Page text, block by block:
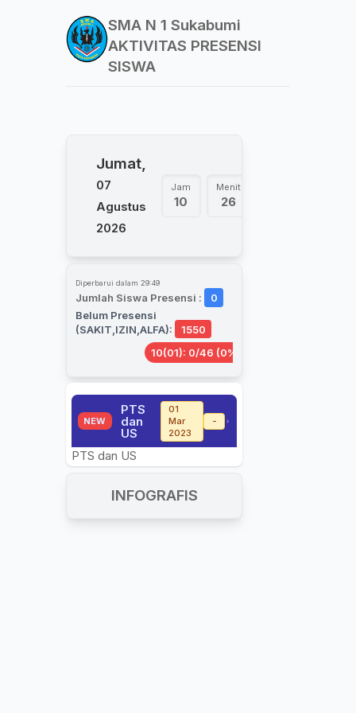
SMA N 1 Sukabumi
AKTIVITAS PRESENSI
SISWA
Jumat,
07
Agustus
2026
Jam
10
Menit
26
Diperbarui dalam 29:48
Jumlah Siswa Presensi :
0
Belum Presensi
(SAKIT,IZIN,ALFA):
1550
10(01): 0/46 (0%)
NEW
PTS
dan
US
01
Mar
2023
-
PTS dan US
INFOGRAFIS